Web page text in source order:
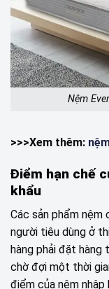
Nệm
>>>Xem thêm:
Điểm hạn chế
khẩu
Các sản phẩm nệm
người tiêu dùng ở
hàng phải đặt
chờ đợi một thời
điểm của nệm nhập